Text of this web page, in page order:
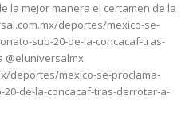
la mejor manera el certamen de la
deportes/mexico-se-
sub-20-de-la-concacaf-tras-
deportes/mexico-se-proclama-
de-la-concacaf-tras-derrotar-a-